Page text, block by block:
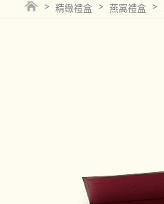
> 精緻禮盒 > 燕窩禮盒 >